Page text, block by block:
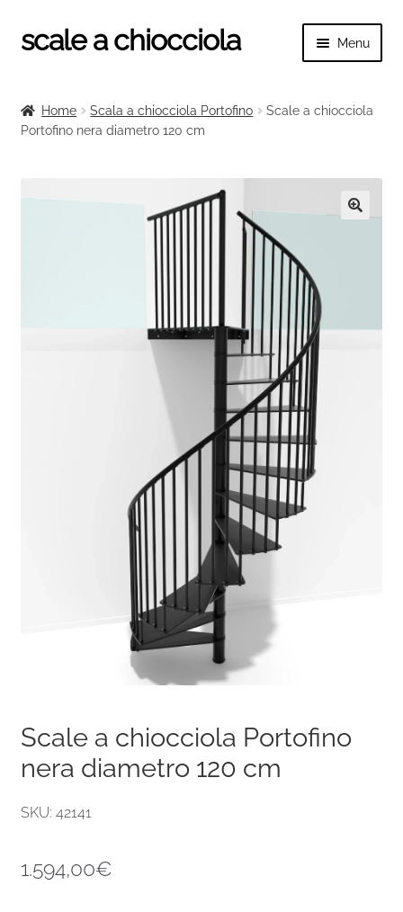
Vai
alla
Vai
al
scale a chiocciola Menu
il
Tutte le scale
menu
child
il
menu
Home Scala a chiocciola Portofino
Scale a chiocciola
Portofino nera diametro 120 cm
Scale a chiocciola Portofino
nera diametro 120 cm
SKU: 42141
1.594,00€